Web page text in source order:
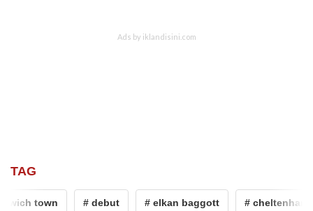
TAG
town # debut # elkan baggott # cheltenham